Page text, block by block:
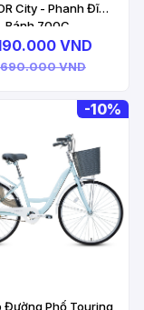
City - Phanh Đĩa,
Bánh 700C
VND
VND
-10%
Đường Phố Touring